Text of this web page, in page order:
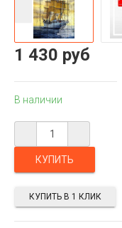
1 430 руб
В наличии
КУПИТЬ В 1 КЛИК